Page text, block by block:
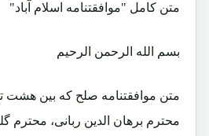
متن کامل "موافقتنامه اسلام آباد"
بسم الله الرحمن الرحیم
متن موافقتنامه صلح که بین هشت
محترم برهان الدین ربانی، محترم